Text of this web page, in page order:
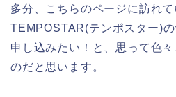
多分、こちらのページに訪れて
TEMPOSTAR(テンポスター)の
申し込みたい！と、思って色
のだと思います。